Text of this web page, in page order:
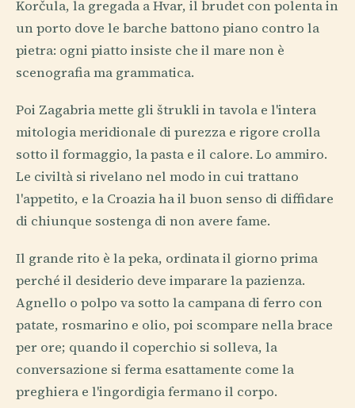
Korčula, la gregada a Hvar, il brudet con polenta in
un porto dove le barche battono piano contro la
pietra: ogni piatto insiste che il mare non è
scenografia ma grammatica.
Poi Zagabria mette gli štrukli in tavola e l'intera
mitologia meridionale di purezza e rigore crolla
sotto il formaggio, la pasta e il calore. Lo ammiro.
Le civiltà si rivelano nel modo in cui trattano
l'appetito, e la Croazia ha il buon senso di diffidare
di chiunque sostenga di non avere fame.
Il grande rito è la peka, ordinata il giorno prima
perché il desiderio deve imparare la pazienza.
Agnello o polpo va sotto la campana di ferro con
patate, rosmarino e olio, poi scompare nella brace
per ore; quando il coperchio si solleva, la
conversazione si ferma esattamente come la
preghiera e l'ingordigia fermano il corpo.